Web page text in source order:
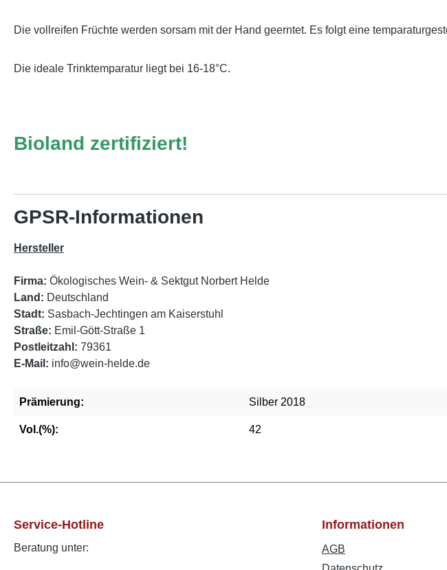
Die vollreifen Früchte werden sorsam mit der Hand geerntet. Es folgt eine
Die ideale Trinktemparatur liegt bei 16-18°C.
Bioland zertifiziert!
GPSR-Informationen
Hersteller
Firma: Ökologisches Wein- & Sektgut Norbert Helde
Land: Deutschland
Stadt: Sasbach-Jechtingen am Kaiserstuhl
Straße: Emil-Gött-Straße 1
Postleitzahl: 79361
E-Mail: info@wein-helde.de
Prämierung: Silber 2018
Vol.(%): 42
Service-Hotline
Beratung unter:
Informationen
AGB